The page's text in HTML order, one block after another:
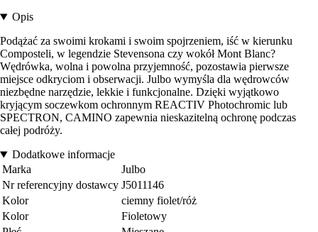
Opis
Podążać za swoimi krokami i swoim spojrzeniem, iść w kierunku
Composteli, w legendzie Stevensona czy wokół Mont Blanc?
Wędrówka, wolna i powolna przyjemność, pozostawia pierwsze
miejsce odkryciom i obserwacji. Julbo wymyśla dla wędrowców
niezbędne narzędzie, lekkie i funkcjonalne. Dzięki wyjątkowo
kryjącym soczewkom ochronnym REACTIV Photochromic lub
SPECTRON, CAMINO zapewnia nieskazitelną ochronę podczas
całej podróży.
Dodatkowe informacje
Marka
Julbo
Nr referencyjny dostawcy J5011146
Kolor
ciemny fiolet/róż
Kolor
Fioletowy